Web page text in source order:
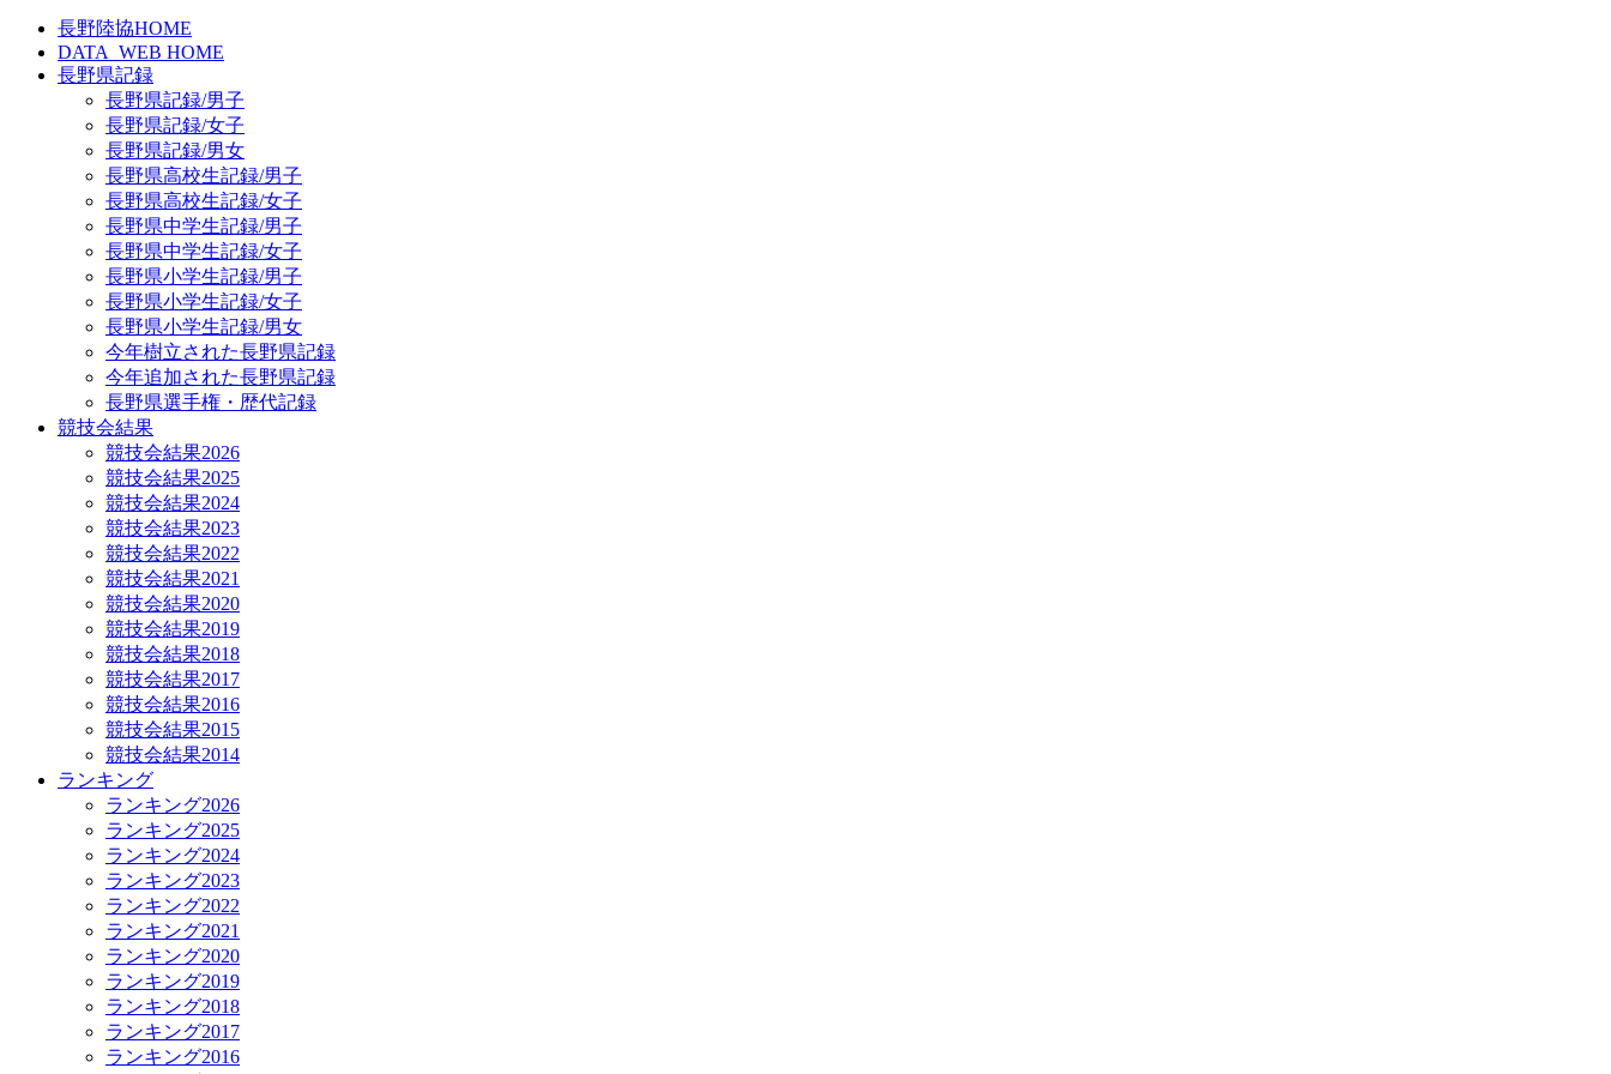
長野陸協HOME
DATA_WEB HOME
長野県記録
長野県記録/男子
長野県記録/女子
長野県記録/男女
長野県高校生記録/男子
長野県高校生記録/女子
長野県中学生記録/男子
長野県中学生記録/女子
長野県小学生記録/男子
長野県小学生記録/女子
長野県小学生記録/男女
今年樹立された長野県記録
今年追加された長野県記録
長野県選手権・歴代記録
競技会結果
競技会結果2026
競技会結果2025
競技会結果2024
競技会結果2023
競技会結果2022
競技会結果2021
競技会結果2020
競技会結果2019
競技会結果2018
競技会結果2017
競技会結果2016
競技会結果2015
競技会結果2014
ランキング
ランキング2026
ランキング2025
ランキング2024
ランキング2023
ランキング2022
ランキング2021
ランキング2020
ランキング2019
ランキング2018
ランキング2017
ランキング2016